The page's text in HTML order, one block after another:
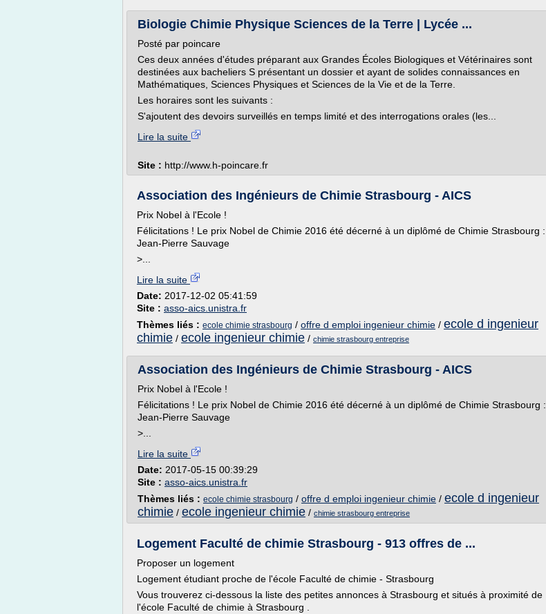
Biologie Chimie Physique Sciences de la Terre | Lycée ...
Posté par poincare
Ces deux années d'études préparant aux Grandes Écoles Biologiques et Vétérinaires sont
destinées aux bacheliers S présentant un dossier et ayant de solides connaissances en
Mathématiques, Sciences Physiques et Sciences de la Vie et de la Terre.
Les horaires sont les suivants :
S'ajoutent des devoirs surveillés en temps limité et des interrogations orales (les...
Lire la suite
Site : http://www.h-poincare.fr
Association des Ingénieurs de Chimie Strasbourg - AICS
Prix Nobel à l'Ecole !
Félicitations ! Le prix Nobel de Chimie 2016 été décerné à un diplômé de Chimie Strasbourg :
Jean-Pierre Sauvage
>...
Lire la suite
Date: 2017-12-02 05:41:59
Site : asso-aics.unistra.fr
Thèmes liés : ecole chimie strasbourg / offre d emploi ingenieur chimie / ecole d ingenieur
chimie / ecole ingenieur chimie / chimie strasbourg entreprise
Association des Ingénieurs de Chimie Strasbourg - AICS
Prix Nobel à l'Ecole !
Félicitations ! Le prix Nobel de Chimie 2016 été décerné à un diplômé de Chimie Strasbourg :
Jean-Pierre Sauvage
>...
Lire la suite
Date: 2017-05-15 00:39:29
Site : asso-aics.unistra.fr
Thèmes liés : ecole chimie strasbourg / offre d emploi ingenieur chimie / ecole d ingenieur
chimie / ecole ingenieur chimie / chimie strasbourg entreprise
Logement Faculté de chimie Strasbourg - 913 offres de ...
Proposer un logement
Logement étudiant proche de l'école Faculté de chimie - Strasbourg
Vous trouverez ci-dessous la liste des petites annonces à Strasbourg et situés à proximité de
l'école Faculté de chimie à Strasbourg .